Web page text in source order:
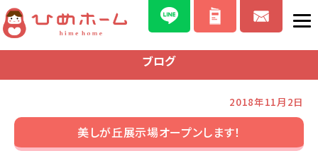
ブログ
2018年11月2日
美しが丘展示場オープンします！